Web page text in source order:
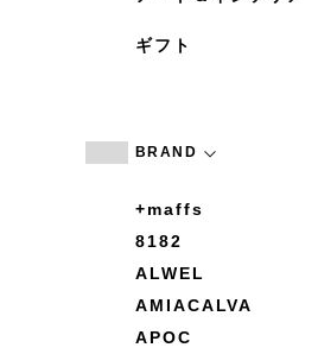
ギフト
BRAND
+maffs
8182
ALWEL
AMIACALVA
APOC